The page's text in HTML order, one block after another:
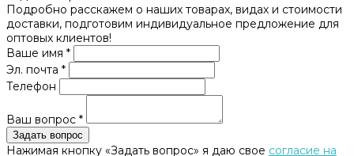
Подробно расскажем о наших товарах, видах и стоимости
доставки, подготовим индивидуальное предложение для
оптовых клиентов!
Ваше имя *
Эл. почта *
Телефон
Ваш вопрос *
Нажимая кнопку «Задать вопрос» я даю свое согласие на